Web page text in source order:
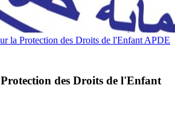
la Protection des Droits de l'Enfant APDE
des Droits de l'Enfant